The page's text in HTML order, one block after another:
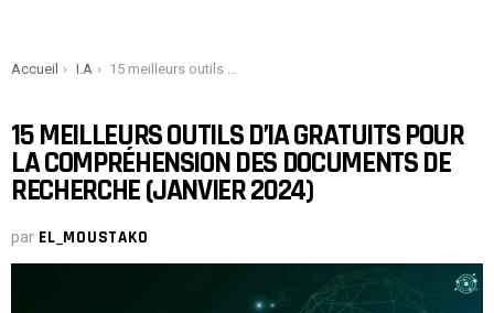
You are here:
Accueil I.A 15 meilleurs outils d’IA gratuits pour la compréhension des documents de recherche (janvier 2024)
15 MEILLEURS OUTILS D’IA GRATUITS POUR
LA COMPRÉHENSION DES DOCUMENTS DE
RECHERCHE (JANVIER 2024)
par EL_MOUSTAKO